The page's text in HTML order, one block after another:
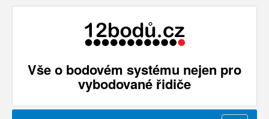
Vše o bodovém systému nejen pro
vybodované řidiče